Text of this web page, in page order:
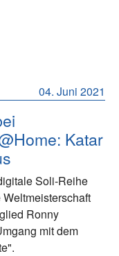
04. Juni 2021
Katar
Soli-Reihe
Ronny
mit dem